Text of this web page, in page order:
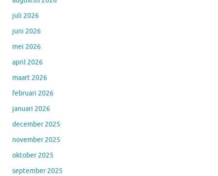
juli 2026
juni 2026
mei 2026
april 2026
maart 2026
februari 2026
januari 2026
december 2025
november 2025
oktober 2025
september 2025